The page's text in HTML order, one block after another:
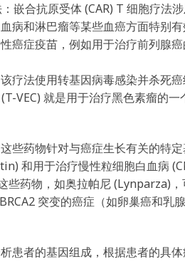
嵌合抗原受体 (CAR) T 细胞疗法
病和淋巴瘤等某些血癌方面特别有
癌症疫苗，例如用于治疗前列腺
疗法使用转基因病毒感染并杀死
VEC) 就是用于治疗黑色素瘤的一
些药物针对与癌症生长有关的特
和用于治疗慢性粒细胞白血病
些药物，如奥拉帕尼 (Lynparza)
突变的癌症（如卵巢癌和乳
患者的基因组成，根据患者的具